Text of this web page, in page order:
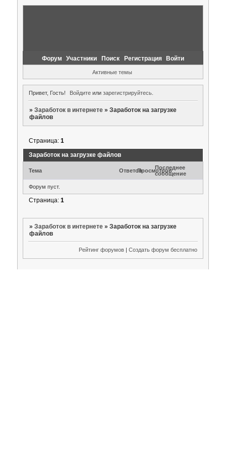
Форум Участники Поиск Регистрация Войти
Активные темы
Привет, Гость! Войдите илизарегистрируйтесь
» Заработок в интернете » Заработок на загрузке
файлов
Заработок на загрузке файлов
Страница: 1
Тема ОтветовПросмотров
Последнее
сообщение
Форум пуст.
Страница: 1
» Заработок в интернете » Заработок на загрузке
файлов
Рейтинг форумов |Создать форум бесплатно